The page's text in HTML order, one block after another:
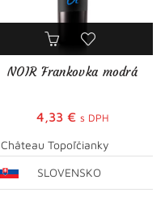
NOIR Frankovka modrá
4,33 € s DPH
Château Topoľčianky
SLOVENSKO